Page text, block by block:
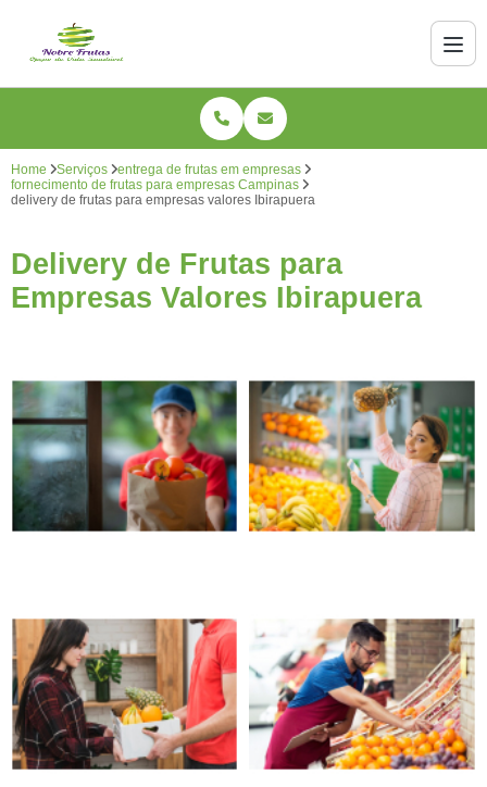
Home Serviços
entrega de frutas em empresas
fornecimento de frutas para empresas Campinas
delivery de frutas para empresas valores Ibirapuera
Delivery de Frutas para
Empresas Valores Ibirapuera